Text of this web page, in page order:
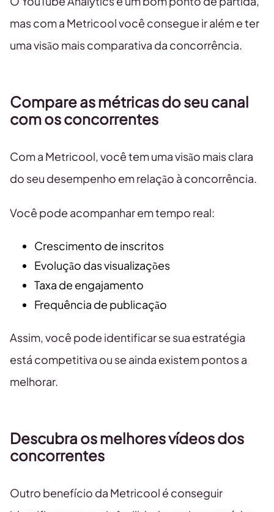
mas com a Metricool você consegue ir além e ter
uma visão mais comparativa da concorrência.
Compare as métricas do seu canal
com os concorrentes
Com a Metricool, você tem uma visão mais clara
do seu desempenho em relação à concorrência.
Você pode acompanhar em tempo real:
Crescimento de inscritos
Evolução das visualizações
Taxa de engajamento
Frequência de publicação
Assim, você pode identificar se sua estratégia
está competitiva ou se ainda existem pontos a
melhorar.
Descubra os melhores vídeos dos
concorrentes
Outro benefício da Metricool é conseguir